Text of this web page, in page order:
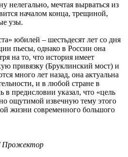
нелегально, мечтая вырваться из
началом конца, трещиной,
узы.
юбилей – шестьдесят лет со дня
пьесы, однако в России она
на то, что история имеет
привязку (Бруклинский мост) и
много лет назад, она актуальна
и в любой стране в
в предисловии указал, что «цель
ощутимой извечную тему этого
жизни современного большого
Прожектор